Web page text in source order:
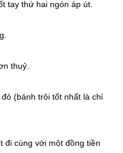
tay thứ hai ngón áp út.
thuỷ.
(bánh trôi tốt nhất là chỉ
đi cùng với một đồng tiền